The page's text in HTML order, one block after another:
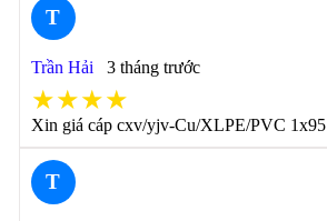
T
Trần Hải 3 tháng trước
★★★★
Xin giá cáp cxv/yjv-Cu/XLPE/PVC 1x95
T